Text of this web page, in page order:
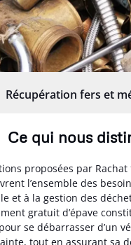
Récupération fers et
Ce qui nous
proposées par
l’ensemble des
et à la gestion des
gratuit d’épave
se débarrasser d’un
tout en assurant sa